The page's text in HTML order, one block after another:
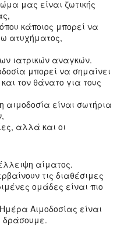
μας είναι ζωτικής
κάποιος μπορεί να
ατυχήματος,
ιατρικών αναγκών.
μπορεί να σημαίνει
τον θάνατο για τους
αιμοδοσία είναι σωτήρια
αλλά και οι
αίματος.
τις διαθέσιμες
ομάδες είναι πιο
Αιμοδοσίας είναι
δράσουμε.